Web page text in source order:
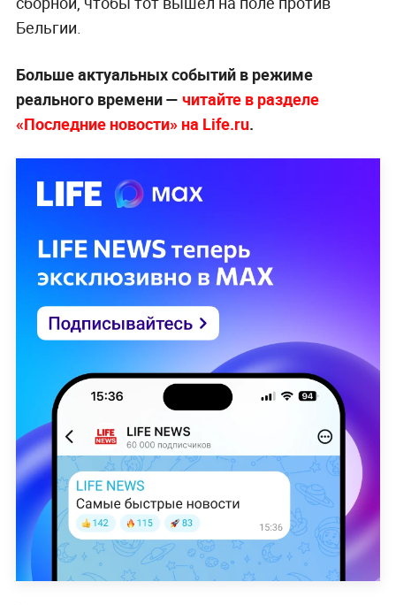
Бельгии.
Больше актуальных событий в режиме
реального времени — читайте в разделе
«Последние новости» на Life.ru.